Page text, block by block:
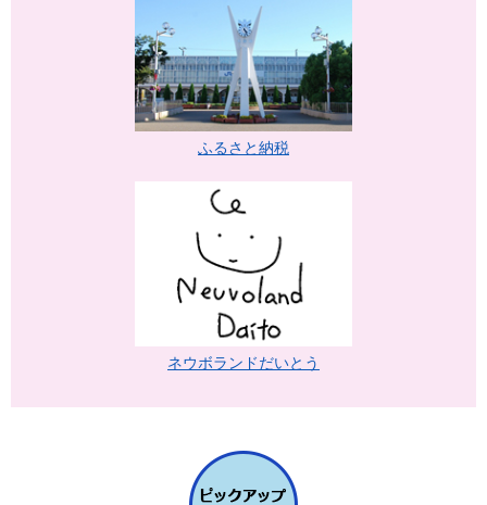
ふるさと納税
ネウボランドだいとう